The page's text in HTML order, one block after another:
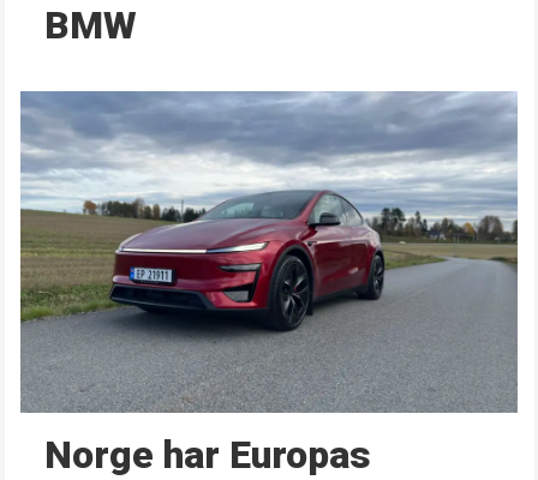
BMW
Norge har Europas